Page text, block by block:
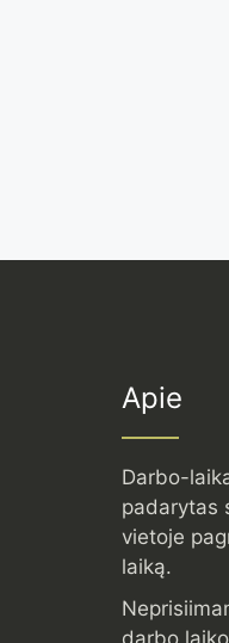
Apie
Darbo-
padarytas
vietoje
laiką.
darbo